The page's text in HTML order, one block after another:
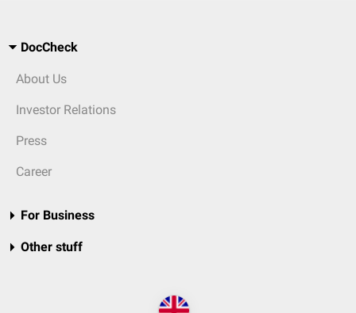
DocCheck
About Us
Investor Relations
Press
Career
For Business
Other stuff